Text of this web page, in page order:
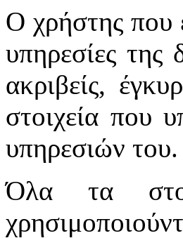
Ο χρήστης που
υπηρεσίες της
ακριβείς,
στοιχεία που
υπηρεσιών του.
Όλα τα